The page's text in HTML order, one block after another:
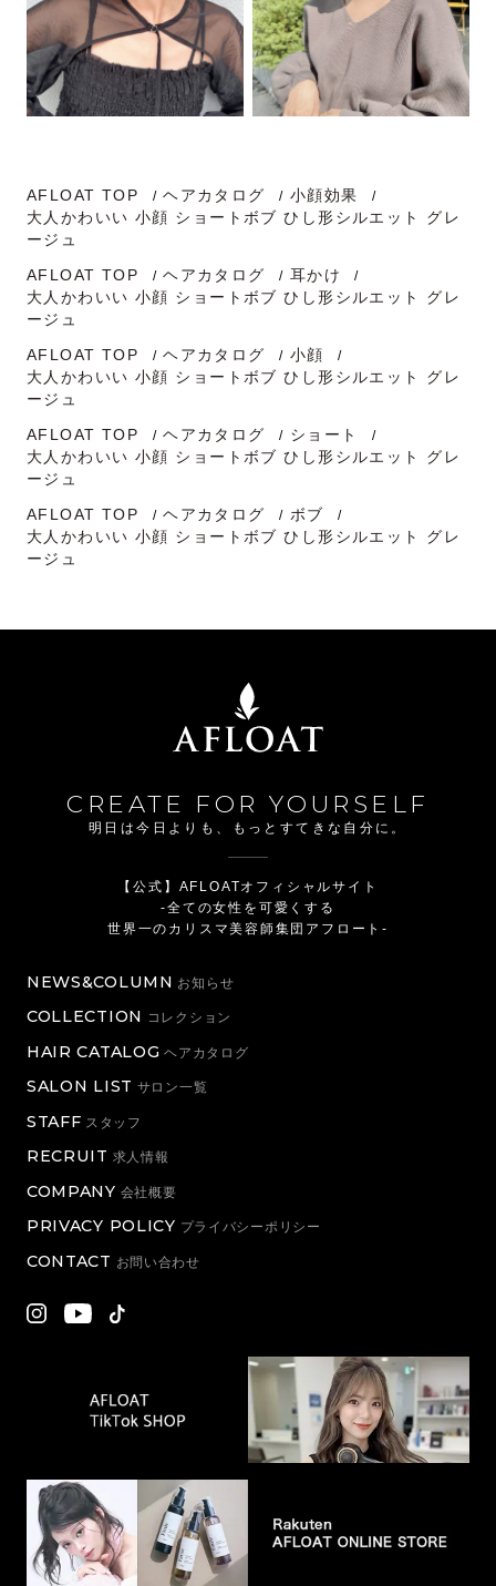
AFLOAT TOP ヘアカタログ
小顔効果
大人かわいい 小顔 ショートボブ ひし形シルエット グレ
ージュ
AFLOAT TOP
ヘアカタログ
耳かけ
大人かわいい 小顔 ショートボブ ひし形シルエット グレ
ージュ
AFLOAT TOP
ヘアカタログ
小顔
大人かわいい 小顔 ショートボブ ひし形シルエット グレ
ージュ
AFLOAT TOP
ヘアカタログ
ショート
大人かわいい 小顔 ショートボブ ひし形シルエット グレ
ージュ
AFLOAT TOP
ヘアカタログ
ボブ
大人かわいい 小顔 ショートボブ ひし形シルエット グレ
ージュ
CREATE FOR YOURSELF
明日は今日よりも、もっとすてきな自分に。
【公式】AFLOATオフィシャルサイト
-全ての女性を可愛くする
世界一のカリスマ美容師集団アフロート-
NEWS&COLUMN お知らせ
COLLECTION コレクション
HAIR CATALOG ヘアカタログ
SALON LIST サロン一覧
STAFF スタッフ
RECRUIT 求人情報
COMPANY 会社概要
PRIVACY POLICY プライバシーポリシー
CONTACT お問い合わせ